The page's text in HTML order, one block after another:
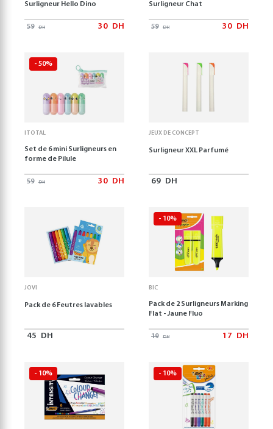
Surligneur Hello Dino
59 DH 30 DH
Surligneur Chat
59 DH 30 DH
- 50%
ITOTAL
Set de 6 mini Surligneurs en
forme de Pilule
59 DH 30 DH
JEUX DE CONCEPT
Surligneur XXL Parfumé
69 DH
JOVI
Pack de 6 Feutres lavables
45 DH
- 10%
BIC
Pack de 2 Surligneurs Marking
Flat - Jaune Fluo
19 DH 17 DH
- 10% - 10%